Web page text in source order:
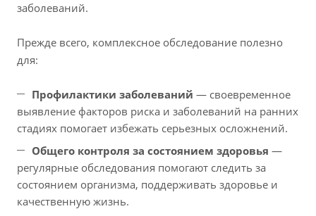
заболеваний.
Прежде всего, комплексное обследование полезно
для:
Профилактики заболеваний — своевременное
выявление факторов риска и заболеваний на ранних
стадиях помогает избежать серьезных осложнений.
Общего контроля за состоянием здоровья —
регулярные обследования помогают следить за
состоянием организма, поддерживать здоровье и
качественную жизнь.